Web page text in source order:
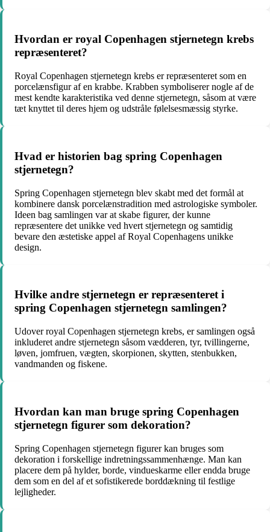
Hvordan er royal Copenhagen stjernetegn krebs
repræsenteret?
Royal Copenhagen stjernetegn krebs er repræsenteret som en
porcelænsfigur af en krabbe. Krabben symboliserer nogle af de
mest kendte karakteristika ved denne stjernetegn, såsom at være
tæt knyttet til deres hjem og udstråle følelsesmæssig styrke.
Hvad er historien bag spring Copenhagen
stjernetegn?
Spring Copenhagen stjernetegn blev skabt med det formål at
kombinere dansk porcelænstradition med astrologiske symboler.
Ideen bag samlingen var at skabe figurer, der kunne
repræsentere det unikke ved hvert stjernetegn og samtidig
bevare den æstetiske appel af Royal Copenhagens unikke
design.
Hvilke andre stjernetegn er repræsenteret i
spring Copenhagen stjernetegn samlingen?
Udover royal Copenhagen stjernetegn krebs, er samlingen også
inkluderet andre stjernetegn såsom vædderen, tyr, tvillingerne,
løven, jomfruen, vægten, skorpionen, skytten, stenbukken,
vandmanden og fiskene.
Hvordan kan man bruge spring Copenhagen
stjernetegn figurer som dekoration?
Spring Copenhagen stjernetegn figurer kan bruges som
dekoration i forskellige indretningssammenhænge. Man kan
placere dem på hylder, borde, vindueskarme eller endda bruge
dem som en del af et sofistikerede borddækning til festlige
lejligheder.